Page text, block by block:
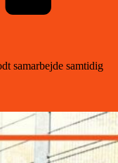
samarbejde samtidig